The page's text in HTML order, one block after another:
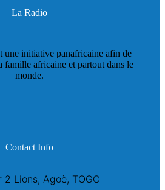
La Radio
une initiative panafricaine afin de
famille africaine et partout dans le
monde.
Contact Info
2 Lions, Agoè, TOGO